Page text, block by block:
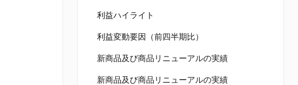
利益ハイライト
利益変動要因（前四半期比）
新商品及び商品リニューアルの実績
新商品及び商品リニューアルの実績